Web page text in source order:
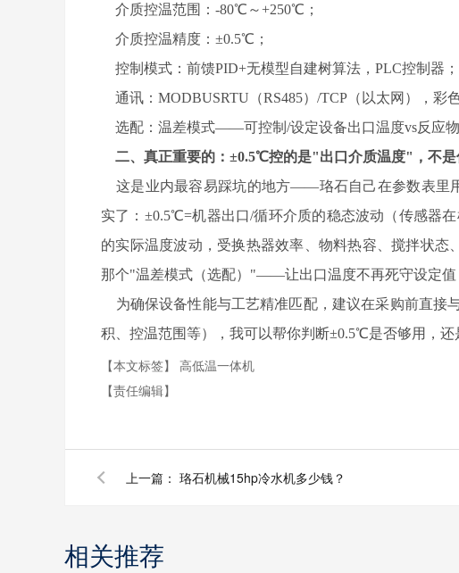
介质控温范围：-80℃～+250℃；
介质控温精度：±0.5℃；
控制模式：前馈PID+无模型自建树算法，PLC控制器；
通讯：MODBUSRTU（RS485）/TCP（以太网），彩
选配：温差模式——可控制/设定设备出口温度vs反应物
二、真正重要的：±0.5℃控的是"出口介质温度"，不
这是业内最容易踩坑的地方——珞石自己在参数表里
实了：±0.5℃=机器出口/循环介质的稳态波动（传感器
的实际温度波动，受换热器效率、物料热容、搅拌状
那个"温差模式（选配）"——让出口温度不再死守设定值
为确保设备性能与工艺精准匹配，建议在采购前直接
积、控温范围等），我可以帮你判断±0.5℃是否够用，还
【本文标签】 高低温一体机
【责任编辑】
上一篇： 珞石机械15hp冷水机多少钱？
相关推荐